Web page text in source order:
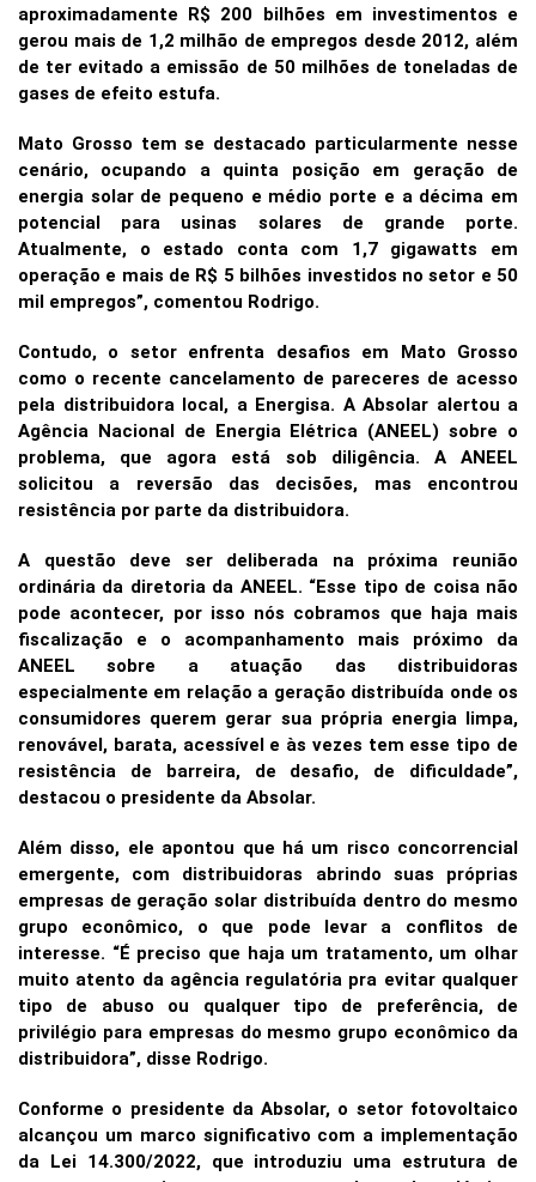
aproximadamente R$ 200 bilhões em investimentos e
gerou mais de 1,2 milhão de empregos desde 2012, além
de ter evitado a emissão de 50 milhões de toneladas de
gases de efeito estufa.
Mato Grosso tem se destacado particularmente nesse
cenário, ocupando a quinta posição em geração de
energia solar de pequeno e médio porte e a décima em
potencial para usinas solares de grande porte.
Atualmente, o estado conta com 1,7 gigawatts em
operação e mais de R$ 5 bilhões investidos no setor e 50
mil empregos”, comentou Rodrigo.
Contudo, o setor enfrenta desafios em Mato Grosso
como o recente cancelamento de pareceres de acesso
pela distribuidora local, a Energisa. A Absolar alertou a
Agência Nacional de Energia Elétrica (ANEEL) sobre o
problema, que agora está sob diligência. A ANEEL
solicitou a reversão das decisões, mas encontrou
resistência por parte da distribuidora.
A questão deve ser deliberada na próxima reunião
ordinária da diretoria da ANEEL. “Esse tipo de coisa não
pode acontecer, por isso nós cobramos que haja mais
fiscalização e o acompanhamento mais próximo da
ANEEL sobre a atuação das distribuidoras
especialmente em relação a geração distribuída onde os
consumidores querem gerar sua própria energia limpa,
renovável, barata, acessível e às vezes tem esse tipo de
resistência de barreira, de desafio, de dificuldade”,
destacou o presidente da Absolar.
Além disso, ele apontou que há um risco concorrencial
emergente, com distribuidoras abrindo suas próprias
empresas de geração solar distribuída dentro do mesmo
grupo econômico, o que pode levar a conflitos de
interesse. “É preciso que haja um tratamento, um olhar
muito atento da agência regulatória pra evitar qualquer
tipo de abuso ou qualquer tipo de preferência, de
privilégio para empresas do mesmo grupo econômico da
distribuidora”, disse Rodrigo.
Conforme o presidente da Absolar, o setor fotovoltaico
alcançou um marco significativo com a implementação
da Lei 14.300/2022, que introduziu uma estrutura de